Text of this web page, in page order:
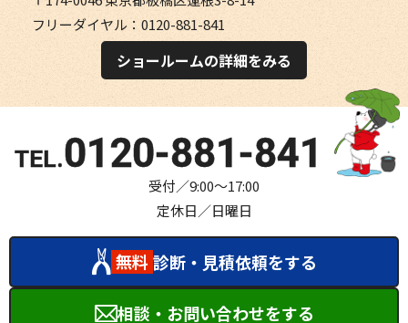
フリーダイヤル：0120-881-841
ショールームの詳細をみる
0120-881-841
受付／9:00～17:00
定休日／日曜日
無料 診断・見積依頼をする
相談・お問い合わせをする